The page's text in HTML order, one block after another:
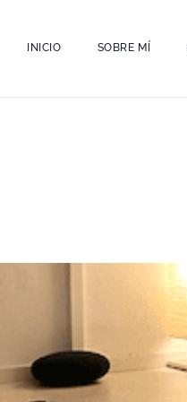
INICIO SOBRE MÍ